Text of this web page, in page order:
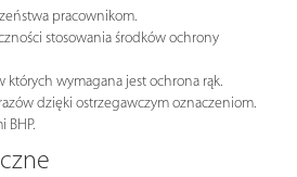
pracownikom.
stosowania środków ochrony
których wymagana jest ochrona rąk.
dzięki ostrzegawczym oznaczeniom.
BHP.